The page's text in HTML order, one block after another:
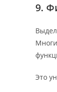
9.
Это